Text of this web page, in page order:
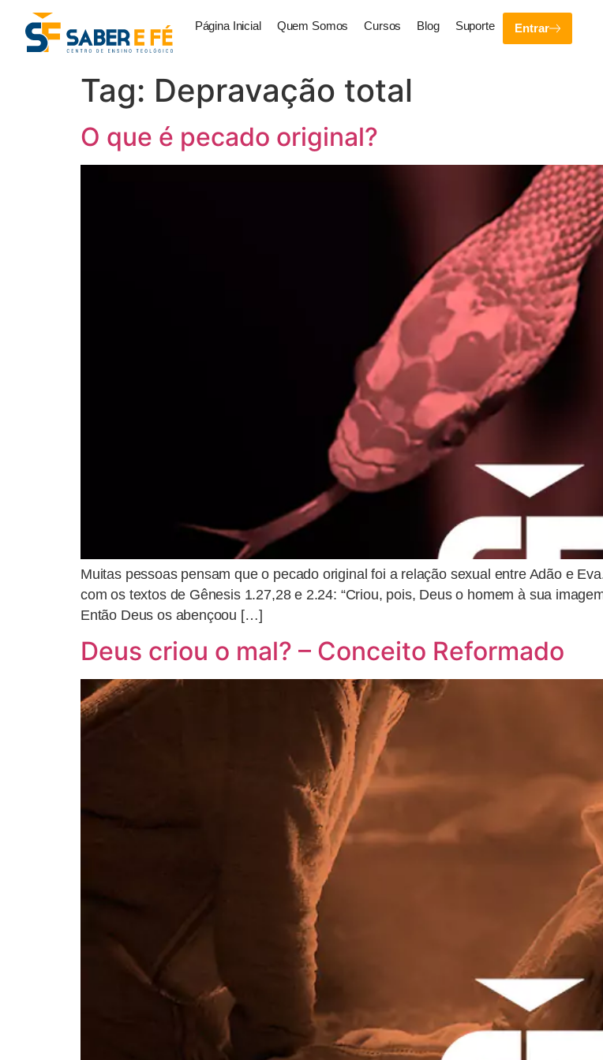
Página Inicial Quem Somos Cursos Blog Suporte Entrar
Tag: Depravação total
O que é pecado original?
Muitas pessoas pensam que o pecado original foi a relação sexual entre Adão e
com os textos de Gênesis 1.27,28 e 2.24: “Criou, pois, Deus o homem à sua
Então Deus os abençoou […]
Deus criou o mal? – Conceito Reformado